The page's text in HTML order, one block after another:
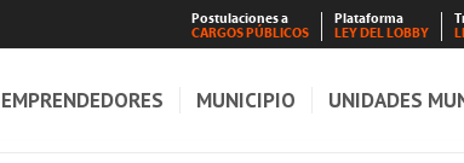
Postulaciones a
CARGOS PÚBLICOS
Plataforma
LEY DEL LOBBY
EMPRENDEDORES MUNICIPIO UNIDADES